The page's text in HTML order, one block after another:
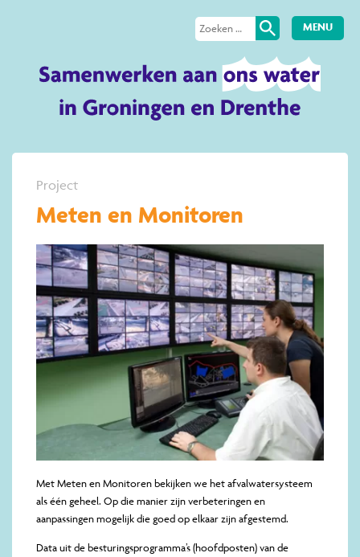
MENU
Project
Meten en Monitoren
Met Meten en Monitoren bekijken we het afvalwatersysteem
als één geheel. Op die manier zijn verbeteringen en
aanpassingen mogelijk die goed op elkaar zijn afgestemd.
Data uit de besturingsprogramma’s (hoofdposten) van de